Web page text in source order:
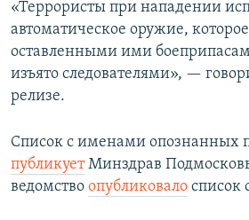
«Террористы при нападении
автоматическое оружие,
оставленными ими
изъято следователями», —
релизе.
Список с именами опознанных
публикуетМинздрав
ведомство опубликовало список